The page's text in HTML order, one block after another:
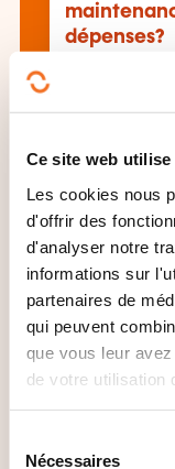
Ce site web
Les cookies nous
d'offrir des
d'analyser notre
informations sur
partenaires de
qui peuvent
que vous leur
de votre utilisation
Nécessaires
dépenses?
Voir
Ces autres
intéresser:
Analyse
Comptabilité
Comptabilité
Consolidation
Coût
Financement
comptable